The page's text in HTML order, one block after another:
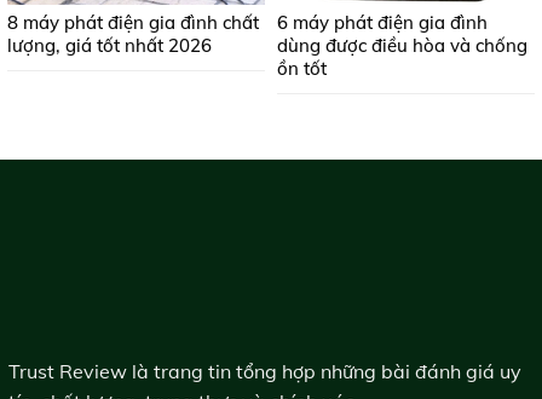
8 máy phát điện gia đình chất
lượng, giá tốt nhất 2026
6 máy phát điện gia đình
dùng được điều hòa và chống
ồn tốt
Trust Review là trang tin tổng hợp những bài đánh giá uy